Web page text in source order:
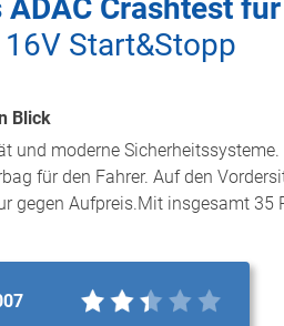
Crashtest für
Start&Stopp
Blick
und moderne
für den Fahrer. Auf den
gegen Aufpreis.Mit insgesamt 35